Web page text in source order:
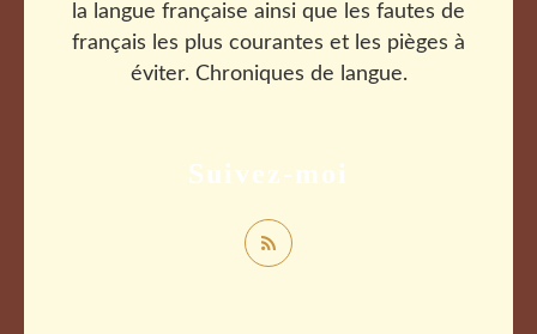
Suivez-moi
la langue française ainsi que les fautes de
français les plus courantes et les pièges à
éviter. Chroniques de langue.